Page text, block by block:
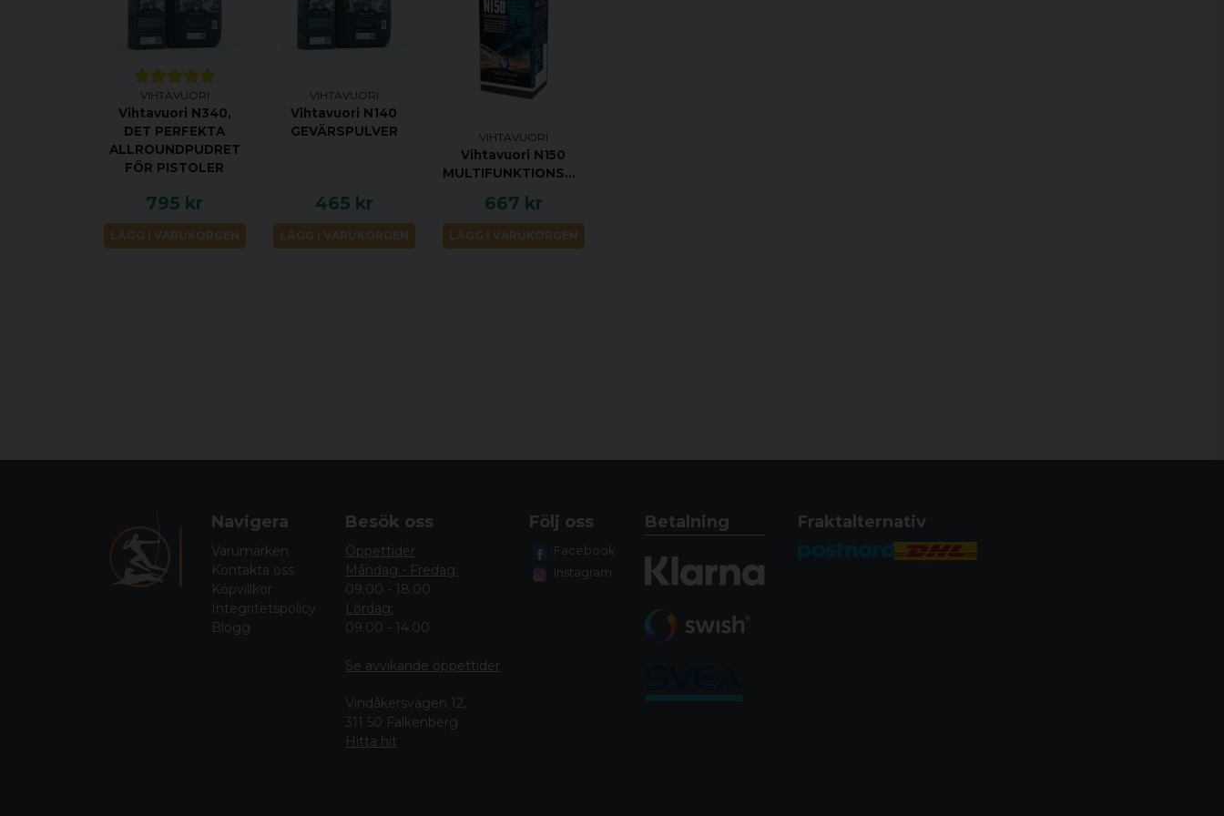
VIHTAVUORI
Vihtavuori N340,
DET PERFEKTA
ALLROUNDPUDRET
FÖR PISTOLER
795 kr
LÄGG I VARUKORGEN
VIHTAVUORI
Vihtavuori N140
GEVÄRSPULVER
465 kr
LÄGG I VARUKORGEN
VIHTAVUORI
Vihtavuori N150
MULTIFUNKTIONSGEVÄRSPULVER
667 kr
LÄGG I VARUKORGEN
Navigera
Varumärken
Kontakta oss
Köpvillkor
Integritetspolicy
Blogg
Besök oss
Öppettider
Måndag - Fredag:
09.00 - 18.00
Lördag:
09.00 - 14.00
Se avvikande öppettider
Vindåkersvägen 12,
311 50 Falkenberg
Hitta hit
Följ oss
Facebook
Instagram
Betalning Fraktalternativ